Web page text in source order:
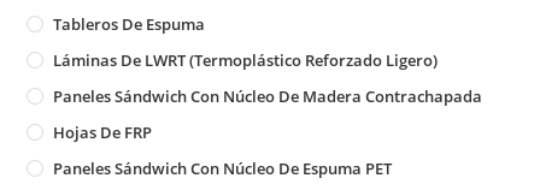
Tableros De Espuma
Láminas De LWRT (Termoplástico Reforzado Ligero)
Paneles Sándwich Con Núcleo De Madera Contrachapada
Hojas De FRP
Paneles Sándwich Con Núcleo De Espuma PET